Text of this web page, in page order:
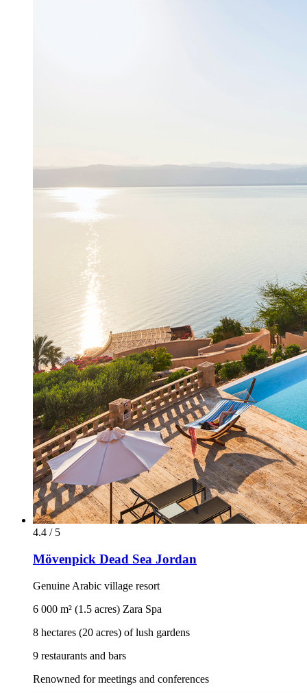
4.4 / 5
Mövenpick Dead Sea Jordan
Genuine Arabic village resort
6 000 m² (1.5 acres) Zara Spa
8 hectares (20 acres) of lush gardens
9 restaurants and bars
Renowned for meetings and conferences